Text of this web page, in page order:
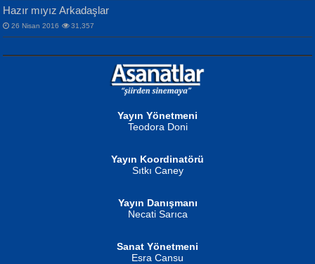
NURAN KÖSE BAYDAR
Ben Deniz Değilim ki...
Hazır mıyız Arkadaşlar
26 Nisan 2016 31,357
Yayın Yönetmeni
Teodora Doni
Yayın Koordinatörü
Sıtkı Caney
Yayın Danışmanı
Necati Sarıca
Sanat Yönetmeni
Esra Cansu